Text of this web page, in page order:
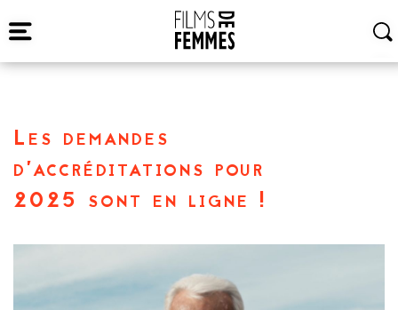
Les demandes
d’accréditations pour
2025 sont en ligne !